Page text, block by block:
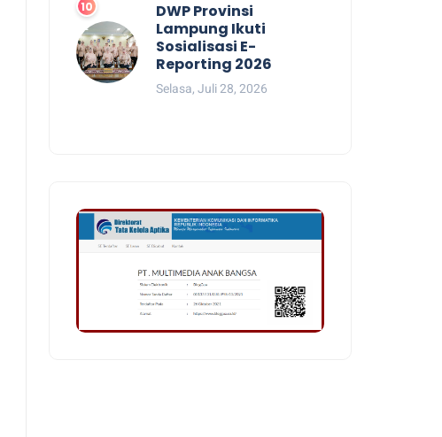
DWP Provinsi
Lampung Ikuti
Sosialisasi E-
Reporting 2026
Selasa, Juli 28, 2026